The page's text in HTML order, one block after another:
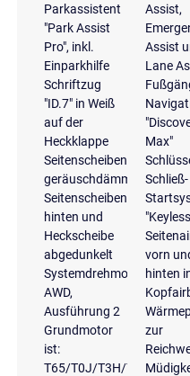
Parkassistent
"Park Assist
Pro", inkl.
Einparkhilfe
Schriftzug
"ID.7" in Weiß
auf der
Heckklappe
Seitenscheiben
geräuschdämmend;
Seitenscheiben
hinten und
Heckscheibe
abgedunkelt
Systemdrehmoment
AWD,
Ausführung 2
Grundmotor
ist:
T65/T0J/T3H/T3N/T5J/
Assist,
Assist
Lane
Max"
vorn
hinten
zur